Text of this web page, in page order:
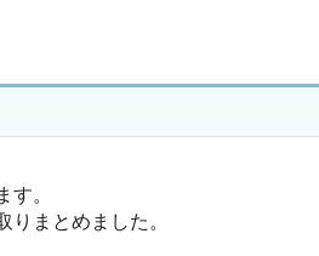
。
まとめました。